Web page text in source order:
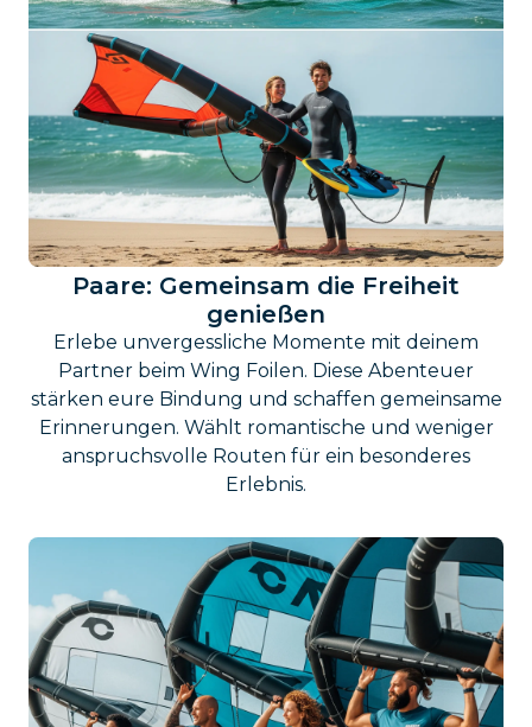
Paare: Gemeinsam die Freiheit
genießen
Erlebe unvergessliche Momente mit deinem
Partner beim Wing Foilen. Diese Abenteuer
stärken eure Bindung und schaffen gemeinsame
Erinnerungen. Wählt romantische und weniger
anspruchsvolle Routen für ein besonderes
Erlebnis.